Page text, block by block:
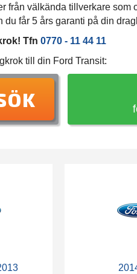
från välkända tillverkare som
du får 5 års garanti på din
Tfn 0770 - 11 44 11
till din Ford Transit: